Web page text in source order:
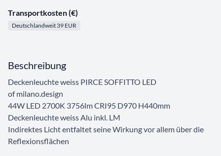
Transportkosten (€)
Deutschlandweit 39 EUR
Beschreibung
Deckenleuchte weiss PIRCE SOFFITTO LED
of milano.design
44W LED 2700K 3756lm CRI95 D970 H440mm
Deckenleuchte weiss Alu inkl. LM
Indirektes Licht entfaltet seine Wirkung vor allem über die
Reflexionsflächen